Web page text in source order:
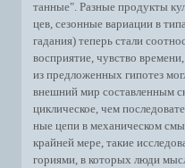
танные". Разные продукты
цев, сезонные вариации в
гадания) теперь стали
восприятие, чувство
из предложенных гипотез
внешний мир составленным
циклическое, чем
ные цепи в механическом
крайней мере, такие
гориями, в которых люди